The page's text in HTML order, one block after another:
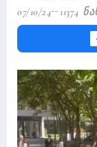
07/10/24 11374